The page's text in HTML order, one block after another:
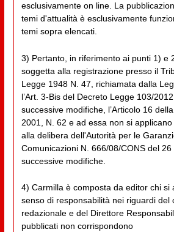
esclusivamente on line. La
temi d'attualità è esclusivamente
temi sopra elencati.
3) Pertanto, in riferimento ai punti 1) e
soggetta alla registrazione presso il
Legge 1948 N. 47, richiamata dalla
l’Art. 3-Bis del Decreto Legge 103/
successive modifiche, l’Articolo 16
2001, N. 62 e ad essa non si
alla delibera dell'Autorità per le
Comunicazioni N. 666/08/CONS del
successive modifiche.
4) Carmilla è composta da editor chi si
senso di responsabilità nei riguardi del
redazionale e del Direttore
pubblicati non corrispondono